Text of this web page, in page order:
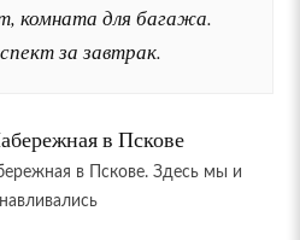
комната для багажа.
за завтрак.
в Пскове. Здесь мы и